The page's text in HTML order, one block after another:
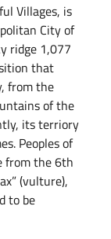
Villages, is
City of
ridge 1,077
that
from the
of the
its terriory
Peoples of
from the 6th
(vulture),
to be